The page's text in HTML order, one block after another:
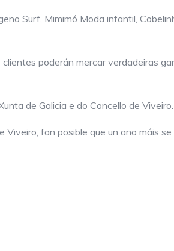
Surf, Mimimó Moda infantil,
poderán mercar verdadeiras
de Galicia e do Concello de Viveiro.
fan posible que un ano máis